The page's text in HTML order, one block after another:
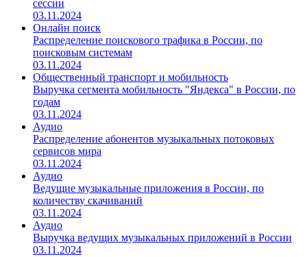
сессии
03.11.2024
Онлайн поиск
Распределение поискового трафика в России, по
поисковым системам
03.11.2024
Общественный транспорт и мобильность
Выручка сегмента мобильность "Яндекса" в России, по
годам
03.11.2024
Аудио
Распределение абонентов музыкальных потоковых
сервисов мира
03.11.2024
Аудио
Ведущие музыкальные приложения в России, по
количеству скачиваний
03.11.2024
Аудио
Выручка ведущих музыкальных приложений в России
03.11.2024